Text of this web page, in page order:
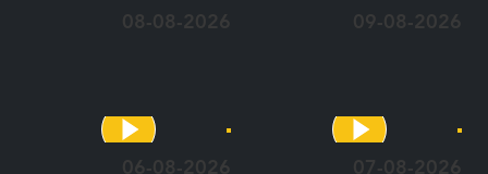
09-08-2026
08-08-2026